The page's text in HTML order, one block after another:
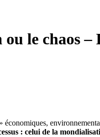
le chaos
économiques,
: celui de la